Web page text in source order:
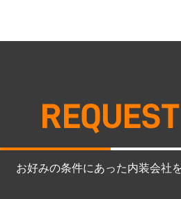
お好みの条件にあった内装会社